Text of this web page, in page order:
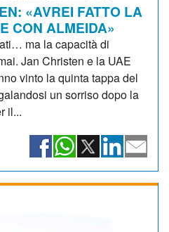
«AVREI FATTO LA
CON ALMEIDA»
ma la capacità di
Jan Christen e la UAE
vinto la quinta tappa del
un sorriso dopo la
il...